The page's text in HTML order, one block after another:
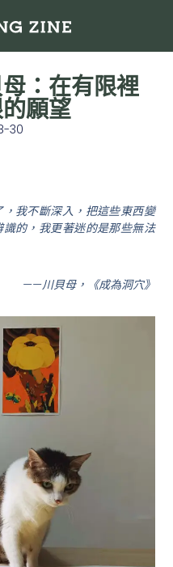
：在有限裡
願望
30
，我不斷深入，把這些東西變
的，我更著迷的是那些無法
——川貝母，《成為洞穴》